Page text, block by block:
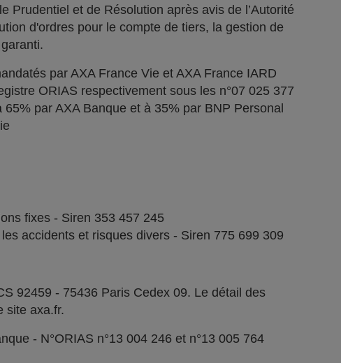
Prudentiel et de Résolution après avis de l’Autorité
d'ordres pour le compte de tiers, la gestion de
par AXA France Vie et AXA France IARD
ORIAS respectivement sous les n°07 025 377
par AXA Banque et à 35% par BNP Personal
fixes - Siren 353 457 245
accidents et risques divers - Siren 775 699 309
92459 - 75436 Paris Cedex 09. Le détail des
site axa.fr.
- N°ORIAS n°13 004 246 et n°13 005 764